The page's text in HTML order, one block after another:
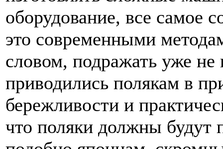
оборудование, все самое
это современными
словом, подражать уже
приводились полякам в
бережливости и
что поляки должны будут